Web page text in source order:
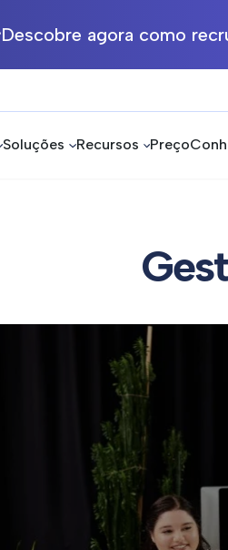
agora como
Soluções Recursos Preço